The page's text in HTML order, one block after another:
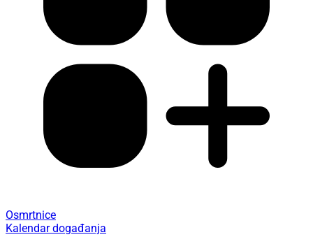
Osmrtnice
Kalendar događanja